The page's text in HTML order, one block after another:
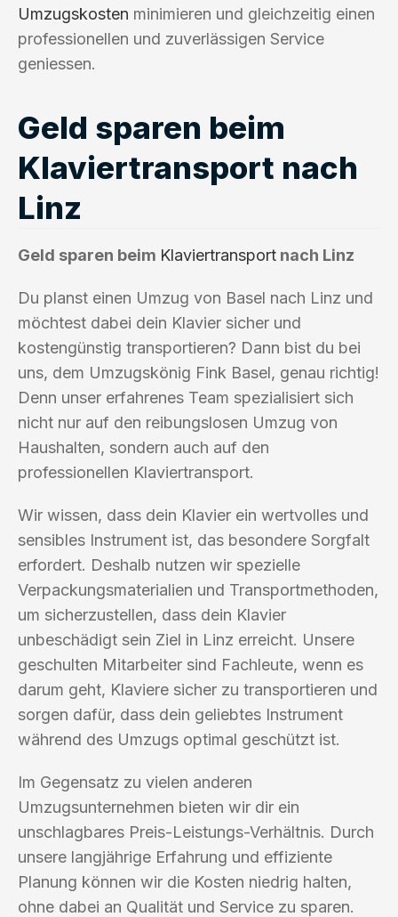
Umzugskosten minimieren und gleichzeitig einen
professionellen und zuverlässigen Service
geniessen.
Geld sparen beim
Klaviertransport nach
Linz
Geld sparen beim Klaviertransport nach Linz
Du planst einen Umzug von Basel nach Linz und
möchtest dabei dein Klavier sicher und
kostengünstig transportieren? Dann bist du bei
uns, dem Umzugskönig Fink Basel, genau richtig!
Denn unser erfahrenes Team spezialisiert sich
nicht nur auf den reibungslosen Umzug von
Haushalten, sondern auch auf den
professionellen Klaviertransport.
Wir wissen, dass dein Klavier ein wertvolles und
sensibles Instrument ist, das besondere Sorgfalt
erfordert. Deshalb nutzen wir spezielle
Verpackungsmaterialien und Transportmethoden,
um sicherzustellen, dass dein Klavier
unbeschädigt sein Ziel in Linz erreicht. Unsere
geschulten Mitarbeiter sind Fachleute, wenn es
darum geht, Klaviere sicher zu transportieren und
sorgen dafür, dass dein geliebtes Instrument
während des Umzugs optimal geschützt ist.
Im Gegensatz zu vielen anderen
Umzugsunternehmen bieten wir dir ein
unschlagbares Preis-Leistungs-Verhältnis. Durch
unsere langjährige Erfahrung und effiziente
Planung können wir die Kosten niedrig halten,
ohne dabei an Qualität und Service zu sparen.